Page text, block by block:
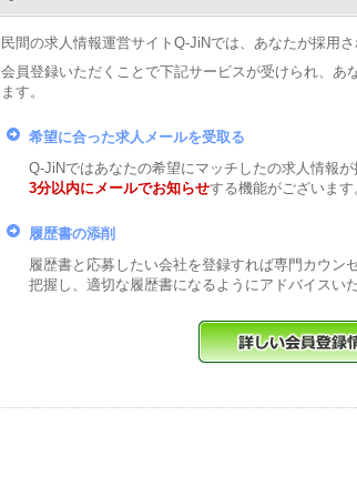
民間の求人情報運営サイトQ-JiNでは、あなたが採用さ
会員登録いただくことで下記サービスが受けられ、あ
ます。
希望に合った求人メールを受取る
Q-JiNではあなたの希望にマッチしたの求人情報が
3分以内にメールでお知らせする機能がございます
履歴書の添削
履歴書と応募したい会社を登録すれば専門カウン
把握し、適切な履歴書になるようにアドバイスいた